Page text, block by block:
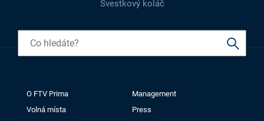
Švestkový koláč
O FTV Prima
Management
Volná místa
Press